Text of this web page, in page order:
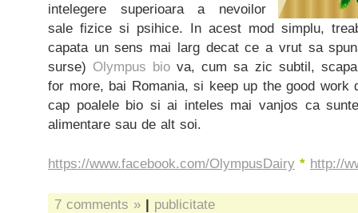
intelegere superioara a nevoilor
sale fizice si psihice. In acest mod simplu,
capata un sens mai larg decat ce a vrut sa
surse) Olympus bio va, cum sa zic subtil,
for more, bai Romania, si keep up the good work
cap poalele bio si ai inteles mai vanjos ca
alimentare sau de alt soi.
https://www.facebook.com/OlympusDairy * http://
7 comments » | publicitate